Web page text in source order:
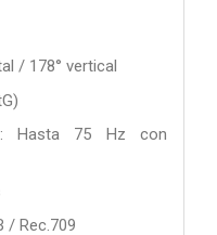
/ 178° vertical
Hasta 75 Hz con
/ Rec.709